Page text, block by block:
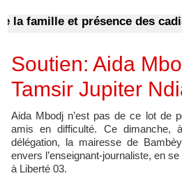
famille et présence des cadis :
Soutien: Aida
Tamsir Jupiter
Aida Mbodj n’est pas de ce lot de
amis en difficulté. Ce dimanche,
délégation, la mairesse de
envers l’enseignant-journaliste, en
à Liberté 03.